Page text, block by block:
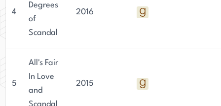
4
Degrees
of
Scandal
2016
5
All's Fair
In Love
and
Scandal
2015